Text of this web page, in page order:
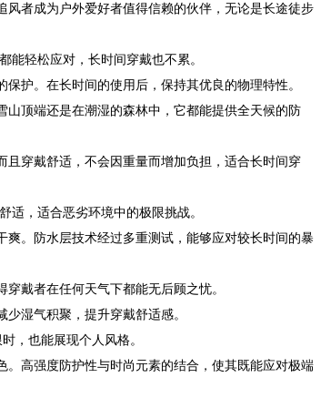
者成为户外爱好者值得信赖的伙伴，无论是长途徒步
轻松应对，长时间穿戴也不累。
护。在长时间的使用后，保持其优良的物理特性。
顶端还是在潮湿的森林中，它都能提供全天候的防
穿戴舒适，不会因重量而增加负担，适合长时间穿
，适合恶劣环境中的极限挑战。
。防水层技术经过多重测试，能够应对较长时间的暴
戴者在任何天气下都能无后顾之忧。
湿气积聚，提升穿戴舒适感。
，也能展现个人风格。
高强度防护性与时尚元素的结合，使其既能应对极端